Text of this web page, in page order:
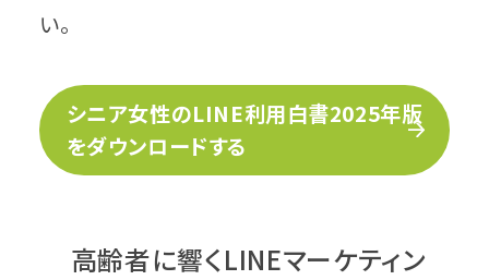
い。
シニア女性のLINE利用白書2025年版
をダウンロードする
高齢者に響くLINEマーケティン